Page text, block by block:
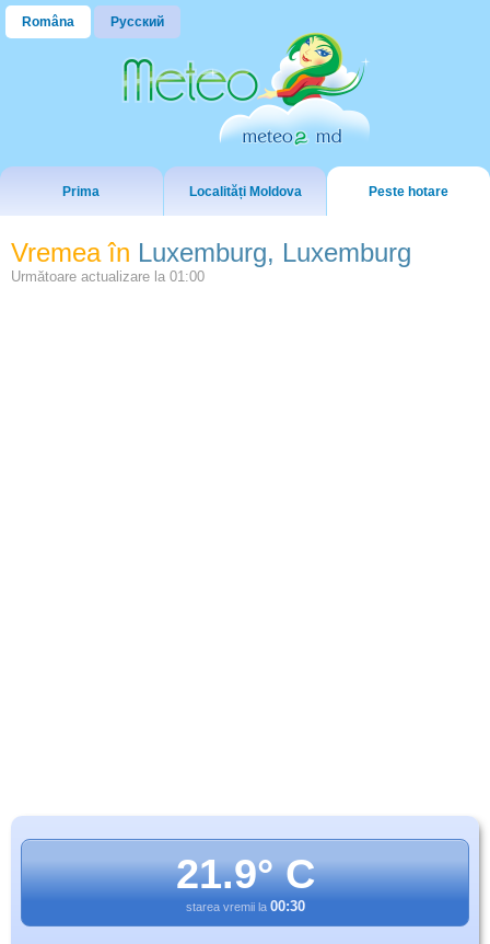
Româna Русский
Prima Localități Moldova Peste hotare
Vremea în Luxemburg, Luxemburg
Următoare actualizare la 01:00
21.9° C
starea vremii la 00:30